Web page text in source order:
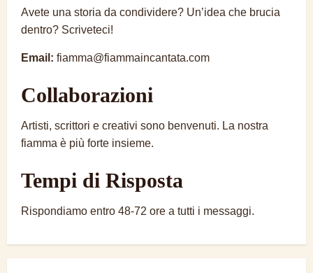
Avete una storia da condividere? Un’idea che brucia
dentro? Scriveteci!
Email: fiamma@fiammaincantata.com
Collaborazioni
Artisti, scrittori e creativi sono benvenuti. La nostra
fiamma è più forte insieme.
Tempi di Risposta
Rispondiamo entro 48-72 ore a tutti i messaggi.